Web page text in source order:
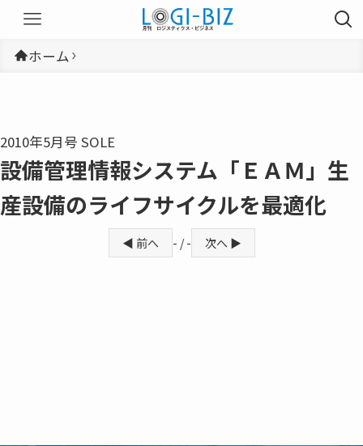
ホーム
2010年5月号 SOLE
設備管理情報システム「ＥＡＭ」生
産設備のライフサイクルを最適化
◀ 前へ - / - 次へ ▶